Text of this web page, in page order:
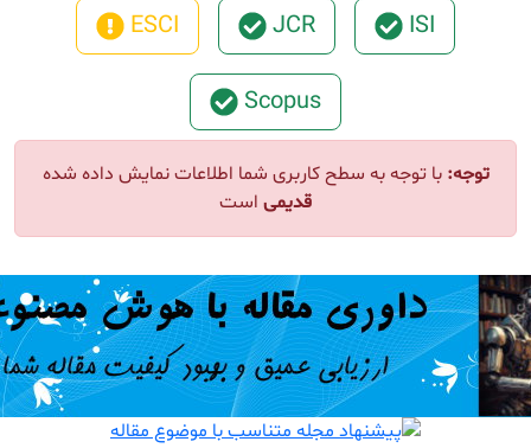
JCR
ESCI
توجه به سطح کاربری شما اطلاعات نمایش داده شده
است